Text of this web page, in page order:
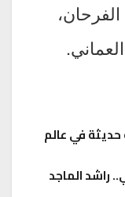
في عالم
راشد الماجد